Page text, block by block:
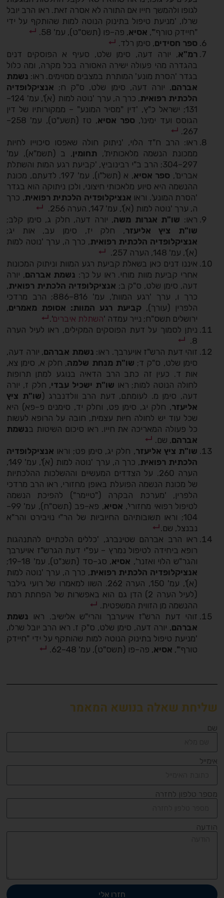
לגופו ולהמשך חייו אם התורה לא אסרה זאת. ראו הרב יובל
שרלו, 'מניעת טיפול בתינוק הנוטה למות שהותקף על ידי
"חיידק טורף"', אסיא, פה–פו (תשס"ט), עמ' 58.
ספר חסידים, סימן רלד.
רמ"א, יורה דעה, סימן שלט, סעיף א הפוסקים דנים
בהגדרה מהי פעולה ישירה האסורה בכל מקרה, ומה כלול
בגדר 'הסרת מונע' המותרת במצבים מסוימים. ראו: נשמת
אברהם, יורה דעה, סימן שלט, ס"ק ח; אנציקלופדיה
הלכתית רפואית
, כרך ה, ערך 'נוטה למות (א)', עמ' 124–
131; ישראל כ"ץ, 'דין "מסיר המונע" – ממקורותיו של דין
הגוסס ועד ימינו', ספר אסיא
, טז (תשע"ט), עמ' 258–
267.
ראו: הרב ח"ד הלוי, 'ניתוק חולה שאפסו סיכוייו לחיות
ממכונת הנשמה מלאכותית', תחומין, ב (תשמ"א), עמ'
297–304; הרב ב"י רבינוביץ, 'קביעת רגע המות והשתלת
אברים', ספר אסיא
, א (תשל"ו), עמ' 197. לדעתם, מכונת
ההנשמה היא סיוע מלאכותי חיצוני, ולכן ניתוקה הוא בגדר
'הסרת המונע'. וראו אנציקלופדיה הלכתית רפואית, כרך
ה, ערך 'נוטה למות (א)', עמ' 147, הערה 256.
ראו: שו"ת אגרות משה, יורה דעה, חלק ג, סימן קלב;
שו"ת ציץ אליעזר, חלק יז, סימן עב, אות יג;
אנציקלופדיה הלכתית רפואית, כרך ה, ערך 'נוטה למות
(א)', עמ' 148, הערה 257.
איננו דנים כאן בשאלת קביעת רגע המוות וניתוק המכונות
אחרי קביעת מוות מוחי. ראו על כך: נשמת אברהם, יורה
דעה, סימן שלט, ס"ק ב; אנציקלופדיה הלכתית רפואית,
כרך ו, ערך 'רגע המוות', עמ' 816–886; הרב מרדכי
הלפרין (עורך), קביעת רגע המוות: אסופת מאמרים,
ירושלים תשס"ח; נייר עמדה 'השתלת איברים'.
ניתן לסמוך על דעת הפוסקים המקילים, ראו לעיל הערה
8.
זוהי דעת הרש"ז אויערבך. ראו: נשמת אברהם, יורה דעה,
סימן שלט, ס"ק ד; שו"ת מנחת שלמה, חלק א, סימן צא,
אות ד. כעין זה כתב הרב הדאיה בנוגע למתן תרופות
לחולה הנוטה למות; ראו שו"ת ישכיל עבדי, חלק ז, יורה
דעה, סימן מ. לעומתם, דעת הרב וולדנברג (שו"ת ציץ
אליעזר, חלק יג, סימן פט, וחלק יד, סימנים פ–פא) היא
שכל עוד יש לחולה חיוּת עצמית, חובה על הרופא לעשות
כל פעולה המאריכה את חייו. ראו סיכום השיטות בנשמת
אברהם, שם.
שו"ת ציץ אליעזר, חלק יג, סימן פט; וראו אנציקלופדיה
הלכתית רפואית
, כרך ה, ערך 'נוטה למות (א)', עמ' 149,
הערה 260. על הצדדים המעשיים וההשלכות ההלכתיות
של מכונת הנשמה הפועלת באופן מחזורי, ראו הרב מרדכי
הלפרין, 'מערכת הבקרה ("טיימר") להפיכת הנשמה
לטיפול רפואי מחזורי', אסיא
, פא–פב (תשס"ח), עמ' 99–
104; וראו תשובותיהם החיוביות של הר"י נויבירט והר"א
נבנצל, שם.
ראו הרב אברהם שטינברג, 'כללים הלכתיים להתנהגות
רופא ביחידה לטיפול נמרץ – עפ"י דעת הגרש"ז אויערבך
והגר"ש הלוי ואזנר', אסיא, סג–סד (תשנ"ט), עמ' 18–19;
אנציקלופדיה הלכתית רפואית, כרך ה, ערך 'נוטה למות
(א)', עמ' 150, הערה 262. השוו למאמרו של רועי גילבר
(לעיל הערה 2) הדן גם הוא באפשרות של הפחתת רמת
ההנשמה מן הזווית המשפטית.
זוהי דעת הרש"ז אויערבך והרי"ש אלישיב. ראו נשמת
אברהם, יורה דעה, סימן שלט, ס"ק ז. ראו הרב יובל שרלו,
'מניעת טיפול בתינוק הנוטה למות שהותקף על ידי "חיידק
טורף"', אסיא, פה–פו (תשס"ט), עמ' 48–62.
שליחת שאלה בנושא המאמר
שם
אימייל
מספר טלפון לחזרה
הודעה
חזרו אלי